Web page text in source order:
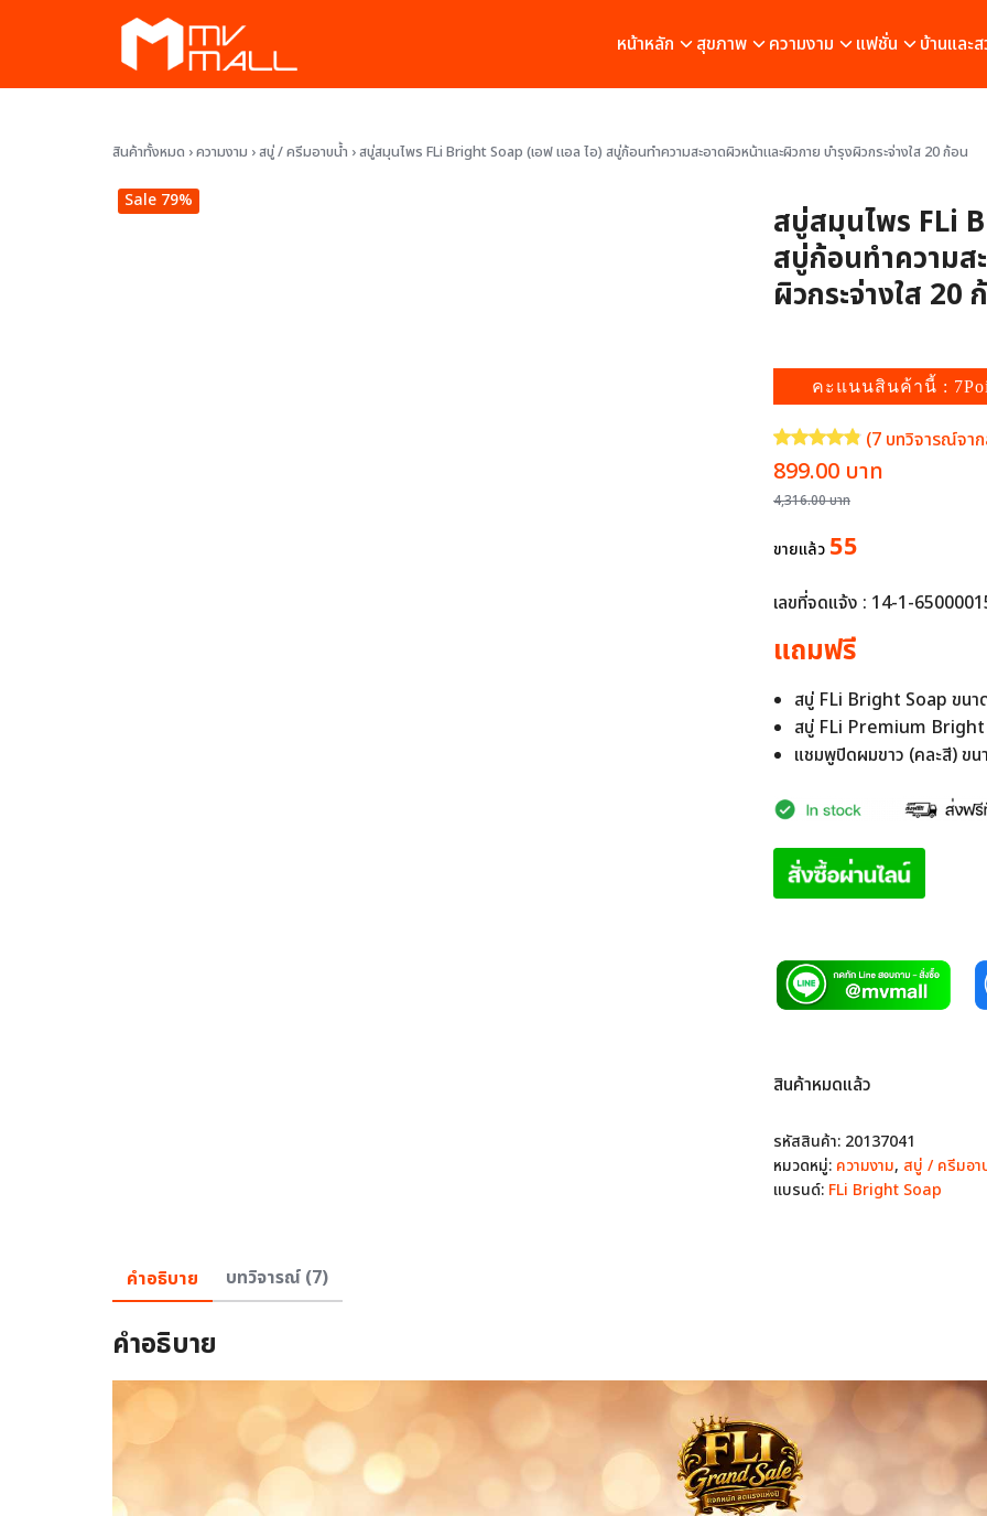
หน้าหลัก สุขภาพ ความงาม แฟชั่น บ้านและ
สินค้าทั้งหมด ›ความงาม ›สบู่ / ครีมอาบน้ำ ›สบู่สมุนไพร FLi Bright Soap (เอฟ แอล ไอ) สบู่ก้อนทำความสะอาดผิวหน้าและผิวกาย บำรุงผิวกระจ่างใส 20 ก้อน
Sale 79%
สบู่สมุนไพร FLi
สบู่ก้อนทำความส
ผิวกระจ่างใส 20
คะแนนสินค้านี้ :
ให้คะแนน4.86จาก 5 คะแนน
(7 บทวิจารณ์จา
4,316.00บาท
Original
price
was:
899.00 บาท
ขายแล้ว 55
เลขที่จดแจ้ง : 14-1-
แถมฟรี
สบู่ FLi Bright Soap ขนา
สบู่ FLi Premium Bright
แชมพูปิดผมขาว (คละสี) ข
สินค้าหมดแล้ว
รหัสสินค้า: 20137041
หมวดหมู่: ความงาม, สบู่ / ครีมอา
แบรนด์: FLi Bright Soap
คำอธิบาย บทวิจารณ์ (7)
คำอธิบาย